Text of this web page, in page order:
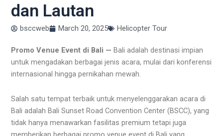
dan Lautan
bsccweb March 20, 2025 Helicopter Tour
Promo Venue Event di Bali — Bali adalah destinasi impian
untuk mengadakan berbagai jenis acara, mulai dari konferensi
internasional hingga pernikahan mewah.
Salah satu tempat terbaik untuk menyelenggarakan acara di
Bali adalah Bali Sunset Road Convention Center (BSCC), yang
tidak hanya menawarkan fasilitas premium tetapi juga